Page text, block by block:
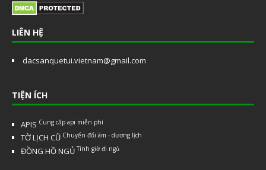
LIÊN HỆ
dacsanquetui.vietnam@gmail.com
TIỆN ÍCH
APIS Cung cấp api miễn phí
TỜ LỊCH CŨ Chuyển đổi âm - dương lịch
ĐỒNG HỒ NGỦ Tính giờ đi ngủ